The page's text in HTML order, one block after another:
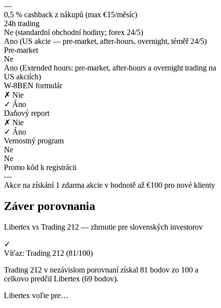
—
0,5 % cashback z nákupů (max €15/měsíc)
24h trading
Ne (standardní obchodní hodiny; forex 24/5)
Ano (US akcie — pre-market, after-hours, overnight, téměř 24/5)
Pre-market
Ne
Ano (Extended hours: pre-market, after-hours a overnight trading na
US akciích)
W-8BEN formulár
✗ Nie
✓ Áno
Daňový report
✗ Nie
✓ Áno
Vernostný program
Ne
Ne
Promo kód k registrácii
—
Akce na získání 1 zdarma akcie v hodnotě až €100 pro nové klienty
Záver porovnania
Libertex vs Trading 212 — zhrnutie pre slovenských investorov
✓
Víťaz: Trading 212 (81/100)
Trading 212 v nezávislom porovnaní získal 81 bodov zo 100 a
celkovo predčil Libertex (69 bodov).
Libertex voľte pre…